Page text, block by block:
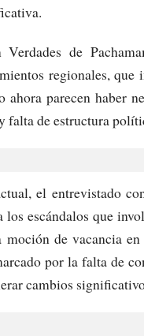
de
regionales,
ahora parecen haber
falta de estructura
el entrevistado
los escándalos que
de vacancia
por la falta de
cambios